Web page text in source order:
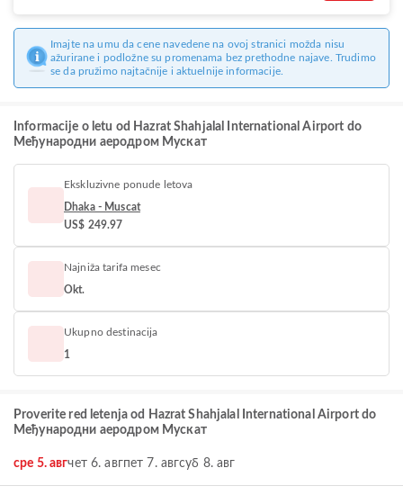
Imajte na umu da cene navedene na ovoj stranici možda nisu
ažurirane i podložne su promenama bez prethodne najave. Trudimo
se da pružimo najtačnije i aktuelnije informacije.
Informacije o letu od Hazrat Shahjalal International Airport do
Међународни аеродром Мускат
Ekskluzivne ponude letova
Dhaka - Muscat
US$ 249.97
Najniža tarifa mesec
Okt.
Ukupno destinacija
1
Proverite red letenja od Hazrat Shahjalal International Airport do
Међународни аеродром Мускат
сре 5. авгчет 6. авгпет 7. авгсуб 8. авг